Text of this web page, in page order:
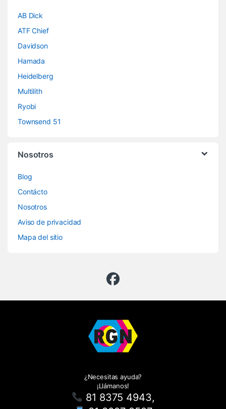
AB Dick
ATF Chief
Davidson
Hamada
Heidelberg
Multilith
Ryobi
Townsend 51
Nosotros
Blog
Contácto
Nosotros
Aviso de privacidad
Mapa del sitio
¿Necesitas ayuda?
¡Llámanos!
81 8375 4943,